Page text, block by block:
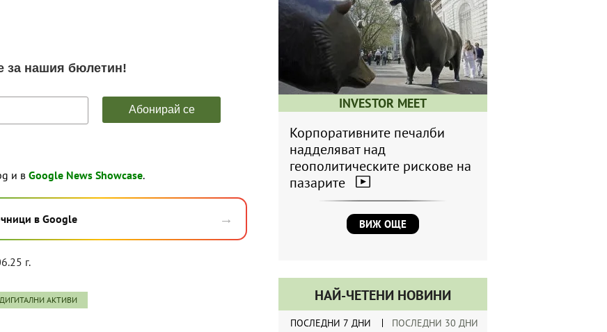
и в Google News Showcase.
в Google →
г.
ДИГИТАЛНИ АКТИВИ
INVESTOR MEET
Корпоративните печалби
надделяват над
геополитическите рискове на
пазарите
ВИЖ ОЩЕ
НАЙ-ЧЕТЕНИ НОВИНИ
ПОСЛЕДНИ 7 ДНИ ПОСЛЕДНИ 30 ДНИ